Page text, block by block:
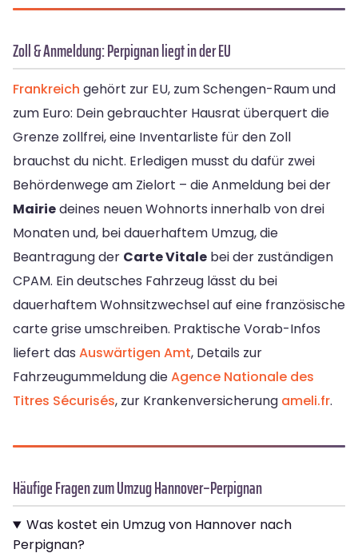
Zoll & Anmeldung: Perpignan liegt in der EU
Frankreich gehört zur EU, zum Schengen-Raum und
zum Euro: Dein gebrauchter Hausrat überquert die
Grenze zollfrei, eine Inventarliste für den Zoll
brauchst du nicht. Erledigen musst du dafür zwei
Behördenwege am Zielort – die Anmeldung bei der
Mairiedeines neuen Wohnorts innerhalb von drei
Monaten und, bei dauerhaftem Umzug, die
Beantragung der Carte Vitale bei der zuständigen
CPAM. Ein deutsches Fahrzeug lässt du bei
dauerhaftem Wohnsitzwechsel auf eine französische
carte grise umschreiben. Praktische Vorab-Infos
liefert das Auswärtigen Amt, Details zur
Fahrzeugummeldung dieAgence Nationale des
Titres Sécurisés, zur Krankenversicherung ameli.fr.
Häufige Fragen zum Umzug Hannover–Perpignan
Was kostet ein Umzug von Hannover nach
Perpignan?